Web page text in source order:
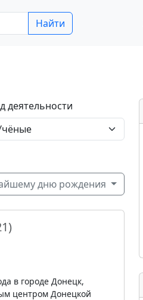
Найти
деятельности
дню рождения
в городе Донецк,
центром Донецкой